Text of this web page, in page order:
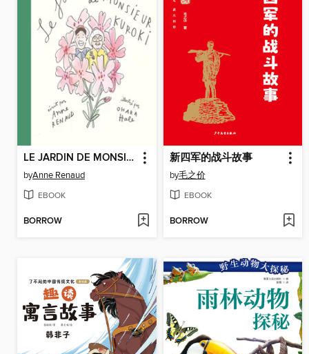
LE JARDIN DE MONSIEUR KUROKI
byAnne Renaud
EBOOK
BORROW
新四军的战斗故事
by毛之价
EBOOK
BORROW